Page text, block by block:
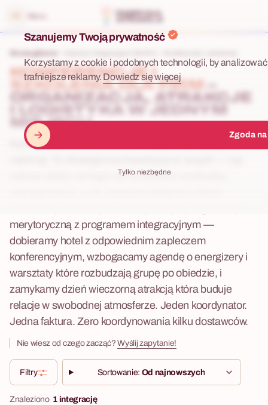
Szanujemy Twoją prywatność
Korzystamy z cookie i podobnych technologii, by
trafniejsze reklamy.Dowiedz się więcej
Tylko niezbędne
Zgoda
KONFERENCJE I
SZKOLENIA DLA FIRM
ORGANIZACJA, ATRAKCJE
I LOGISTYKA W JEDNYM
MIEJSCU
Konferencja lub szkolenie to nie tylko sala, projektor i
sukces zależy od tego czy uczestnicy wychodzą
merytoryczną z programem integracyjnym —
dobieramy hotel z odpowiednim zapleczem
konferencyjnym, wzbogacamy agendę o energizery i
warsztaty które rozbudzają grupę po obiedzie, i
zamykamy dzień wieczorną atrakcją która buduje
relacje w swobodnej atmosferze. Jeden koordynator.
Jedna faktura. Zero koordynowania kilku dostawców.
Nie wiesz od czego zacząć?Wyślij zapytanie!
Filtry Sortowanie: Od najnowszych
Znaleziono 1 integrację